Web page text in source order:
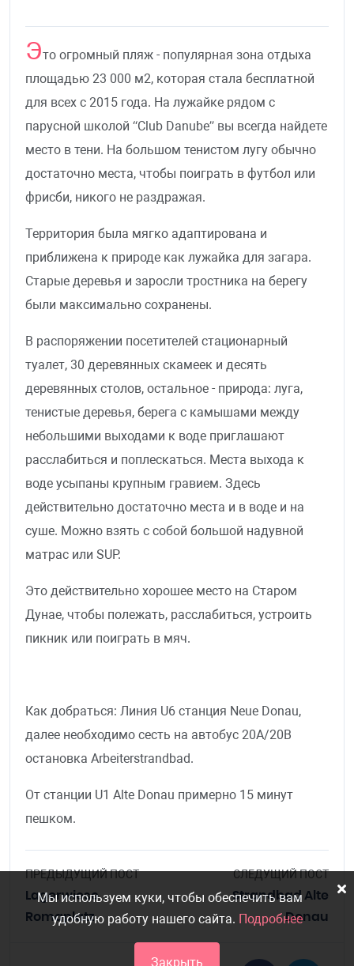
Это огромный пляж - популярная зона отдыха
площадью 23 000 м2, которая стала бесплатной
для всех с 2015 года. На лужайке рядом с
парусной школой “Club Danube” вы всегда найдете
место в тени. На большом тенистом лугу обычно
достаточно места, чтобы поиграть в футбол или
фрисби, никого не раздражая.
Территория была мягко адаптирована и
приближена к природе как лужайка для загара.
Старые деревья и заросли тростника на берегу
были максимально сохранены.
В распоряжении посетителей стационарный
туалет, 30 деревянных скамеек и десять
деревянных столов, остальное - природа: луга,
тенистые деревья, берега с камышами между
небольшими выходами к воде приглашают
расслабиться и поплескаться. Места выхода к
воде усыпаны крупным гравием.Здесь
действительно достаточно места и в воде и на
суше. Можно взять с собой большой надувной
матрас или SUP.
Это действительно хорошее место на Старом
Дунае, чтобы полежать, расслабиться, устроить
пикник или поиграть в мяч.
Как добраться: Линия U6 станция Neue Donau,
далее необходимо сесть на автобус 20А/20B
остановка Arbeiterstrandbad.
От станции U1 Alte Donau примерно 15 минут
пешком.
ПРЕДЫДУЩИЙ ПОСТ
Lagerwiese
Romaplatz
СЛЕДУЩИЙ ПОСТ
Strandbad Alte
Donau
Мы используем куки, чтобы обеспечить вам
удобную работу нашего сайта. Подробнее
Закрыть